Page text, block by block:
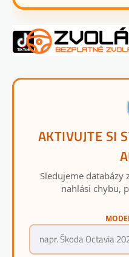
AKTIVUJTE SI
Sledujeme databázy
nahlási chybu,